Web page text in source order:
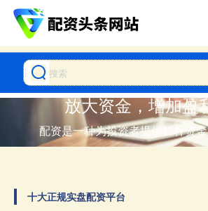
放大资金，增加盈
配资是一种为投资者提供杠杆资
十大正规实盘配资平台